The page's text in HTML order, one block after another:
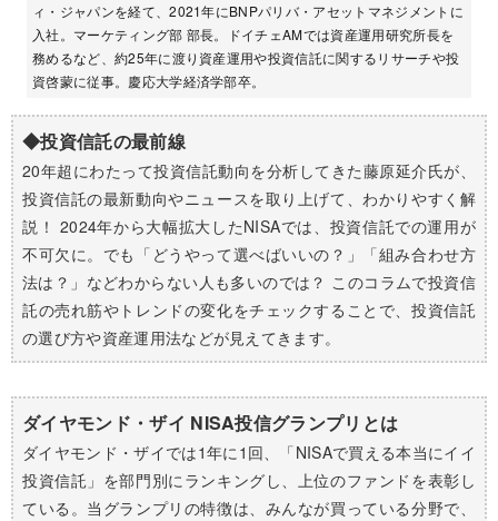
ィ・ジャパンを経て、2021年にBNPパリバ・アセットマネジメントに
入社。マーケティング部 部長。ドイチェAMでは資産運用研究所長を
務めるなど、約25年に渡り資産運用や投資信託に関するリサーチや投
資啓蒙に従事。慶応大学経済学部卒。
◆投資信託の最前線
20年超にわたって投資信託動向を分析してきた藤原延介氏が、
投資信託の最新動向やニュースを取り上げて、わかりやすく解
説！ 2024年から大幅拡大したNISAでは、投資信託での運用が
不可欠に。でも「どうやって選べばいいの？」「組み合わせ方
法は？」などわからない人も多いのでは？ このコラムで投資信
託の売れ筋やトレンドの変化をチェックすることで、投資信託
の選び方や資産運用法などが見えてきます。
ダイヤモンド・ザイ NISA投信グランプリとは
ダイヤモンド・ザイでは1年に1回、「NISAで買える本当にイイ
投資信託」を部門別にランキングし、上位のファンドを表彰し
ている。当グランプリの特徴は、みんなが買っている分野で、